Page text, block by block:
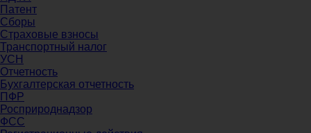
Патент
Сборы
Страховые взносы
Транспортный налог
УСН
Отчетность
Бухгалтерская отчетность
ПФР
Росприроднадзор
ФСС